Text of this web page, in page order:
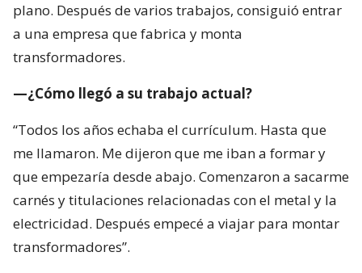
plano. Después de varios trabajos, consiguió entrar
a una empresa que fabrica y monta
transformadores.
—¿Cómo llegó a su trabajo actual?
“Todos los años echaba el currículum. Hasta que
me llamaron. Me dijeron que me iban a formar y
que empezaría desde abajo. Comenzaron a sacarme
carnés y titulaciones relacionadas con el metal y la
electricidad. Después empecé a viajar para montar
transformadores”.